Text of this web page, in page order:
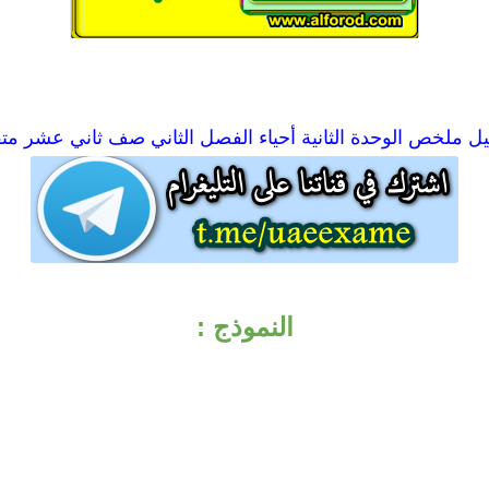
ملخص الوحدة الثانية أحياء الفصل الثاني صف ثاني عشر
النموذج :